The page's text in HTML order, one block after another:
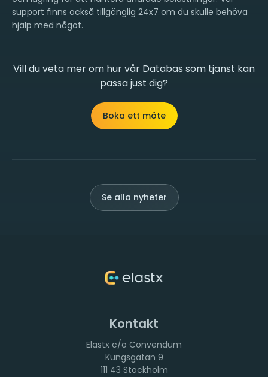
support finns också tillgänglig 24x7 om du skulle behöva
hjälp med något.
Vill du veta mer om hur vår Databas som tjänst kan
passa just dig?
Boka ett möte
Se alla nyheter
Kontakt
Elastx c/o Convendum
111 43 Stockholm